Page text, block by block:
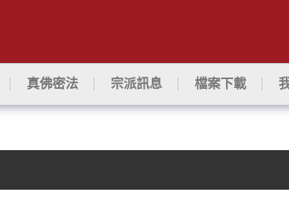
真佛密法 宗派訊息 檔案下載